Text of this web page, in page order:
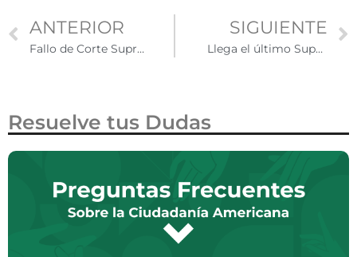
ANTERIOR
Fallo de Corte Suprema sobre DAPA y DACA se prolonga
SIGUIENTE
Llega el último Supermartes de las primarias, y con él la definición de los candidatos
Resuelve tus Dudas